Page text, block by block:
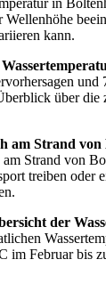
in
kann.
und
über die
am Strand von
Strand von
treiben oder
der
im Februar bis